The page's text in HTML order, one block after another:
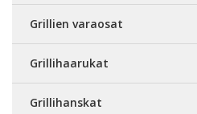
Grillien varaosat
Grillihaarukat
Grillihanskat